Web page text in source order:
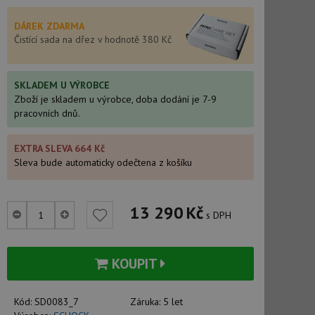
DÁREK ZDARMA
Čistící sada na dřez v hodnotě 380 Kč
SKLADEM U VÝROBCE
Zboží je skladem u výrobce, doba dodání je 7-9
pracovních dnů.
EXTRA SLEVA 664 Kč
Sleva bude automaticky odečtena z košíku
13 290Kč s DPH
KOUPIT
Kód: SD0083_7 Záruka: 5 let